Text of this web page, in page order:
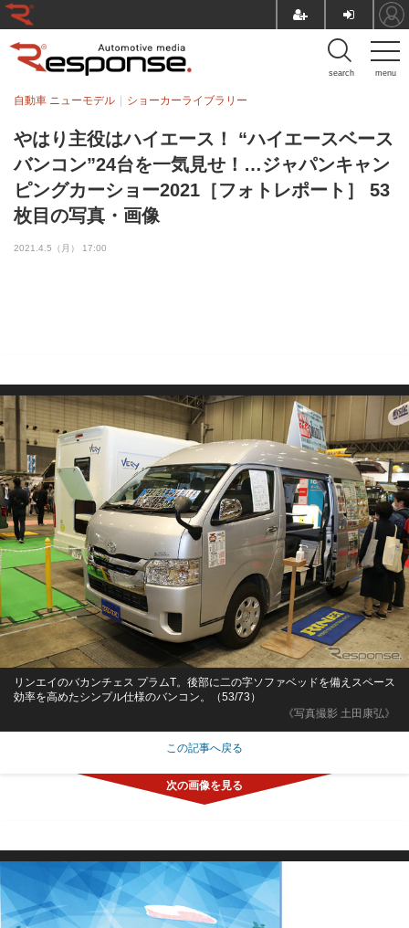
menu
search
やはり主役はハイエース！ “ハイエースベース
バンコン”24台を一気見せ！…ジャパンキャン
ピングカーショー2021［フォトレポート］ 53
枚目の写真・画像
自動車 ニューモデル ショーカーライブラリー
2021.4.5（月） 17:00
《写真撮影 土田康弘》
リンエイのバカンチェス プラムT。後部に二の字ソファベッドを備えスペース
効率を高めたシンプル仕様のバンコン。（53/73）
この記事へ戻る